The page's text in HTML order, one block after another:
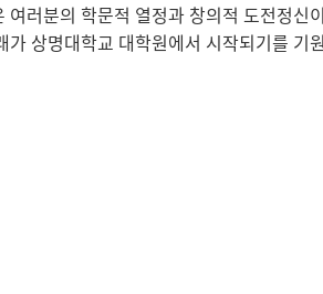
여러분의 학문적 열정과 창의적 도전정
가 상명대학교 대학원에서 시작되기를 기